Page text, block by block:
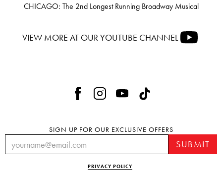
CHICAGO: The 2nd Longest Running Broadway Musical
VIEW MORE AT OUR YOUTUBE CHANNEL
SIGN UP FOR OUR EXCLUSIVE OFFERS
PRIVACY POLICY